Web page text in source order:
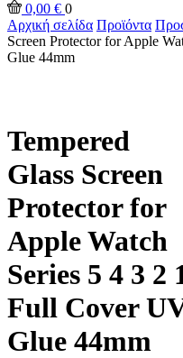
0,00 € 0
Αρχική σελίδα Προϊόντα
Screen Protector for Apple
Glue 44mm
Tempered
Glass Screen
Protector for
Apple Watch
Series 5 4 3 2
Full Cover
Glue 44mm